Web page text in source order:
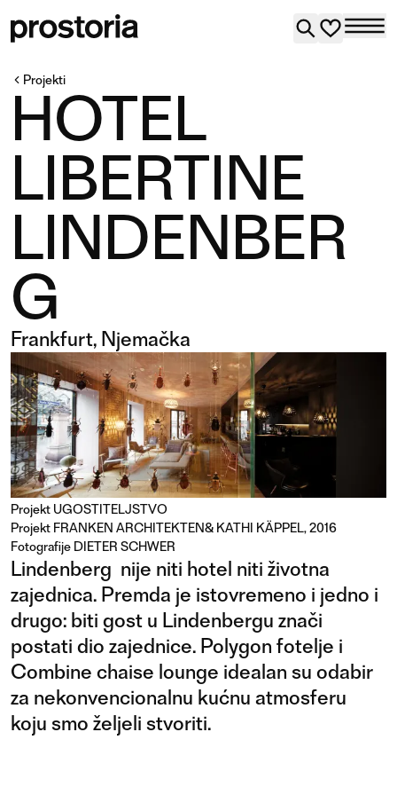
Projekti
HOTEL
LIBERTINE
LINDENBER
G
Frankfurt, Njemačka
Projekt UGOSTITELJSTVO
Projekt FRANKEN ARCHITEKTEN& KATHI KÄPPEL, 2016
Fotografije DIETER SCHWER
Lindenberg nije niti hotel niti životna
zajednica. Premda je istovremeno i jedno i
drugo: biti gost u Lindenbergu znači
postati dio zajednice. Polygon fotelje i
Combine chaise lounge idealan su odabir
za nekonvencionalnu kućnu atmosferu
koju smo željeli stvoriti.